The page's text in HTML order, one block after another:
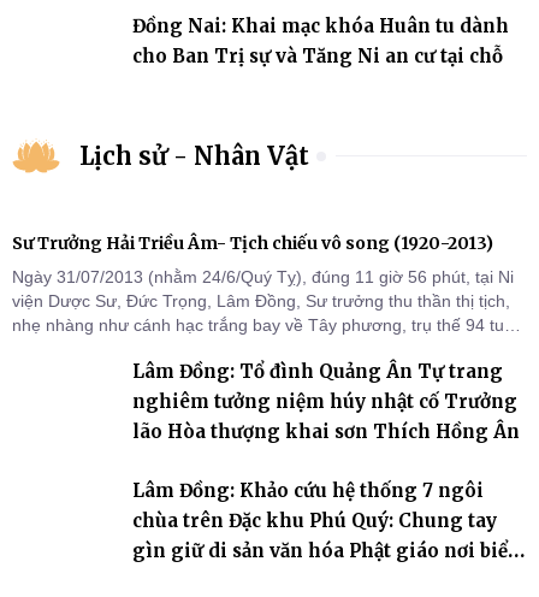
Đồng Nai: Khai mạc khóa Huân tu dành
cho Ban Trị sự và Tăng Ni an cư tại chỗ
Lịch sử - Nhân Vật
Sư Trưởng Hải Triều Âm- Tịch chiếu vô song (1920-2013)
Ngày 31/07/2013 (nhằm 24/6/Quý Tỵ), đúng 11 giờ 56 phút, tại Ni
viện Dược Sư, Đức Trọng, Lâm Đồng, Sư trưởng thu thần thị tịch,
nhẹ nhàng như cánh hạc trắng bay về Tây phương, trụ thế 94 tuổi
Lâm Đồng: Tổ đình Quảng Ân Tự trang
nghiêm tưởng niệm húy nhật cố Trưởng
lão Hòa thượng khai sơn Thích Hồng Ân
Lâm Đồng: Khảo cứu hệ thống 7 ngôi
chùa trên Đặc khu Phú Quý: Chung tay
gìn giữ di sản văn hóa Phật giáo nơi biển